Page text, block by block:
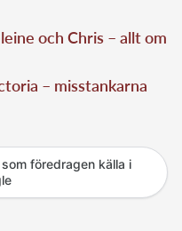
och Chris – allt om
– misstankarna
föredragen källa i